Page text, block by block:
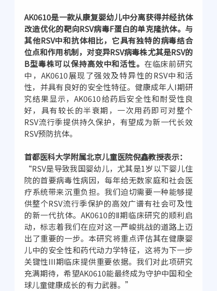
AK0610是一款从康复婴幼儿中分离获得并经抗体
改造优化的靶向RSV病毒F蛋白的单克隆抗体。与
其他RSV中和抗体相比，它具有独特的病毒结合
位点和作用机制，对变异RSV病毒株尤其是RSV的
B型毒株可以保持高效中和活性。 在临床前研究
中，AK0610展现了强效及特异性的RSV中和活
性，并具有良好的安全性特征。健康成年人I期研
究结果显示，AK0610给药后安全性和耐受性良
好，具有较长的半衰期，一次用药即可对整个
RSV流行季提供持久保护，有望成为新一代长效
RSV预防抗体。
首都医科大学附属北京儿童医院倪鑫教授表示：
“RSV是导致我国婴幼儿，尤其是1岁以下婴儿住
院的首要病毒性病因，每年给无数家庭和社会医
疗系统带来沉重负担。我们迫切需要一种能够提
供整个RSV流行季保护的高效广谱有社会可及性
的新一代抗体。AK0610的Ⅱ期临床研究的顺利启
动，标志着我们在应对这一严峻挑战的道路上迈
出了重要的一步。本研究将重点评估其在健康婴
儿中的安全性和药代动力学特征，这将为下一步
关键性III期临床提供重要依据。我们对此项研究
充满期待，希望AK0610能最终成为守护中国和全
球儿童健康成长的有力武器。”